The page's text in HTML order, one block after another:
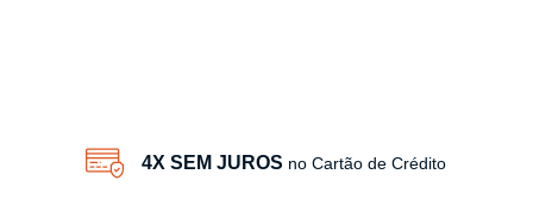
4X SEM JUROS no Cartão de Crédito